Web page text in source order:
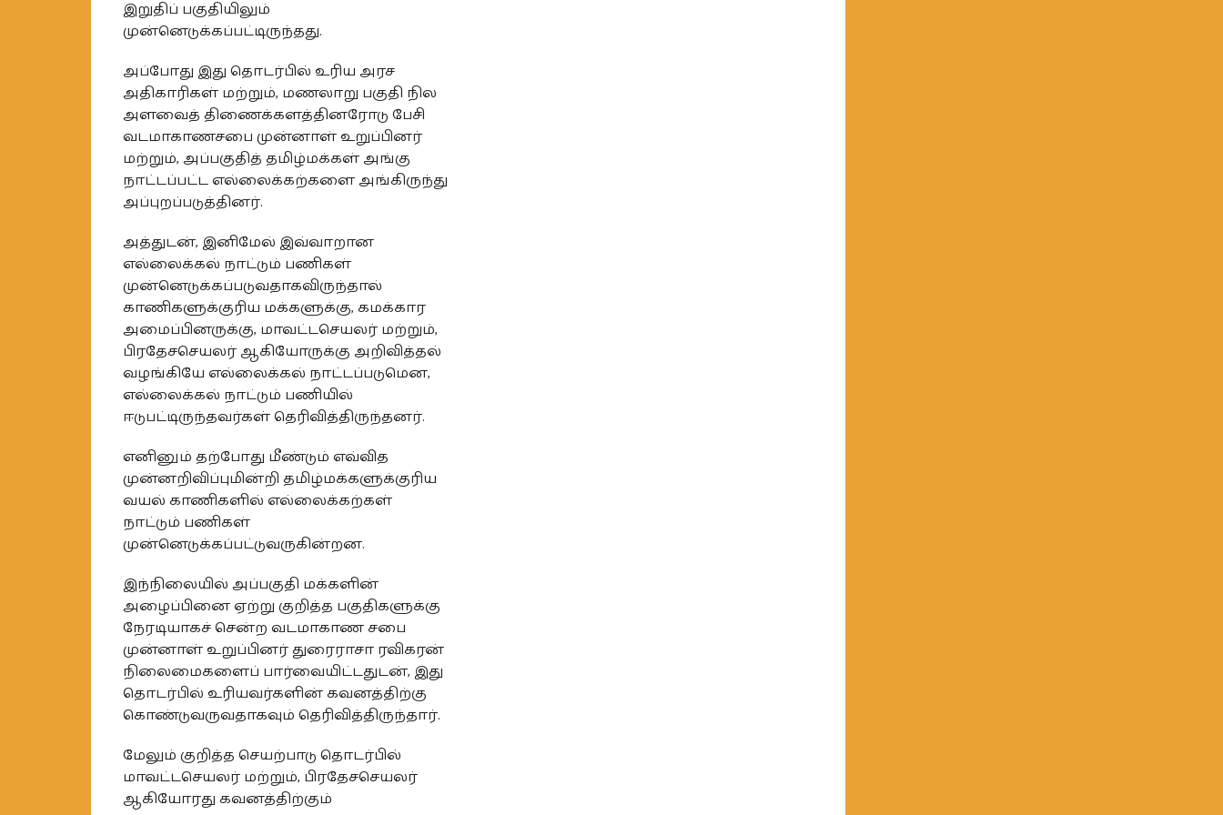
இறுதிப் பகுதியிலும்
முன்னெடுக்கப்பட்டிருந்தது.
அப்போது இது தொடர்பில் உரிய அரச
அதிகாரிகள் மற்றும், மணலாறு பகுதி நில
அளவைத் திணைக்களத்தினரோடு பேசி
வடமாகாணசபை முன்னாள் உறுப்பினர்
மற்றும், அப்பகுதித் தமிழ்மக்கள் அங்கு
நாட்டப்பட்ட எல்லைக்கற்களை அங்கிருந்து
அப்புறப்படுத்தினர்.
அத்துடன், இனிமேல் இவ்வாறான
எல்லைக்கல் நாட்டும் பணிகள்
முன்னெடுக்கப்படுவதாகவிருந்தால்
காணிகளுக்குரிய மக்களுக்கு, கமக்கார
அமைப்பினருக்கு, மாவட்டசெயலர் மற்றும்,
பிரதேசசெயலர் ஆகியோருக்கு அறிவித்தல்
வழங்கியே எல்லைக்கல் நாட்டப்படுமென,
எல்லைக்கல் நாட்டும் பணியில்
ஈடுபட்டிருந்தவர்கள் தெரிவித்திருந்தனர்.
எனினும் தற்போது மீண்டும் எவ்வித
முன்னறிவிப்புமின்றி தமிழ்மக்களுக்குரிய
வயல் காணிகளில் எல்லைக்கற்கள்
நாட்டும் பணிகள்
முன்னெடுக்கப்பட்டுவருகின்றன.
இந்நிலையில் அப்பகுதி மக்களின்
அழைப்பினை ஏற்று குறித்த பகுதிகளுக்கு
நேரடியாகச் சென்ற வடமாகாண சபை
முன்னாள் உறுப்பினர் துரைராசா ரவிகரன்
நிலைமைகளைப் பார்வையிட்டதுடன், இது
தொடர்பில் உரியவர்களின் கவனத்திற்கு
கொண்டுவருவதாகவும் தெரிவித்திருந்தார்.
மேலும் குறித்த செயற்பாடு தொடர்பில்
மாவட்டசெயலர் மற்றும், பிரதேசசெயலர்
ஆகியோரது கவனத்திற்கும்